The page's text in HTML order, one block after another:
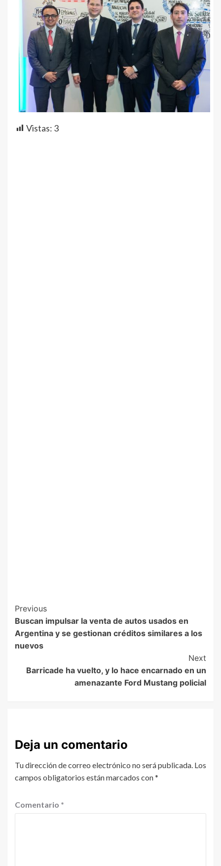
Vistas: 3
Previous
Buscan impulsar la venta de autos usados en
Argentina y se gestionan créditos similares a los
nuevos
Next
Barricade ha vuelto, y lo hace encarnado en un
amenazante Ford Mustang policial
Deja un comentario
Tu dirección de correo electrónico no será publicada. Los
campos obligatorios están marcados con*
Comentario *